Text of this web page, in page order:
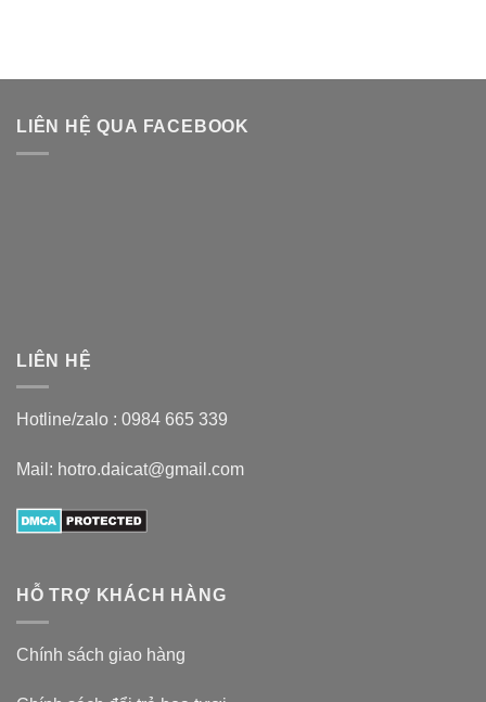
LIÊN HỆ QUA FACEBOOK
LIÊN HỆ
Hotline/zalo : 0984 665 339
Mail: hotro.daicat@gmail.com
HỖ TRỢ KHÁCH HÀNG
Chính sách giao hàng